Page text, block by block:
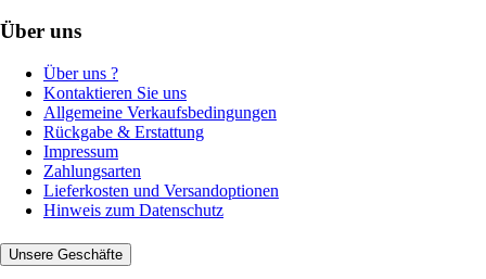
Über uns
Über uns ?
Kontaktieren Sie uns
Allgemeine Verkaufsbedingungen
Rückgabe & Erstattung
Impressum
Zahlungsarten
Lieferkosten und Versandoptionen
Hinweis zum Datenschutz
Unsere Geschäfte